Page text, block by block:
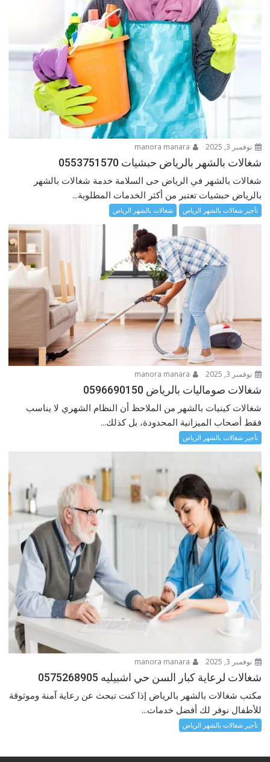
نوفمبر 3, 2025
شغالات بالشهر بالرياض حبشيات 0553751570
شغالات بالشهر في الرياض حى السلامة خدمة شغالات بالشهر
بالرياض حبشيات تعتبر من أكثر الخدمات المطلوبة...
تأجير شغالات بالشهر الرياض شغالات بالشهر الرياض
نوفمبر 3, 2025
شغالات صوماليات بالرياض 0596690150
شغالات كينيات بالشهر من الملاحظ أن النظام الشهري لا يناسب
فقط أصحاب الميزانية المحدودة، بل كذلك...
تأجير شغالات بالشهر الرياض
نوفمبر 3, 2025
شغالات لرعاية كبار السن حي اشبيليه 0575268905
مكتب شغالات بالشهر بالرياض إذا كنت تبحث عن رعاية آمنة وموثوقة
للأطفال نوفر لك أفضل خدمات...
تأجير شغالات بالشهر الرياض